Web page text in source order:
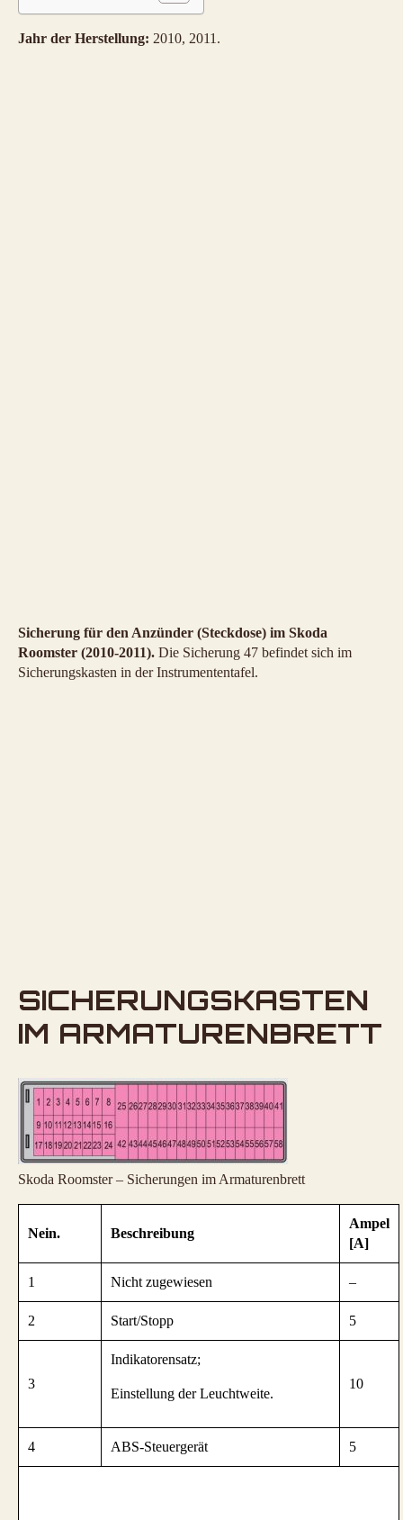
Jahr der Herstellung: 2010, 2011.
Sicherung für den Anzünder (Steckdose) im Skoda
Roomster (2010-2011). Die Sicherung 47 befindet sich im
Sicherungskasten in der Instrumententafel.
SICHERUNGSKASTEN
IM ARMATURENBRETT
Skoda Roomster – Sicherungen im Armaturenbrett
Nein. Beschreibung
Ampel
[A]
1 Nicht zugewiesen –
2 Start/Stopp 5
3
Indikatorensatz;
Einstellung der Leuchtweite.
10
4 ABS-Steuergerät 5